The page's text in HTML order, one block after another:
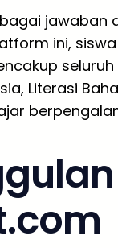
jawaban
ini,
Literasi